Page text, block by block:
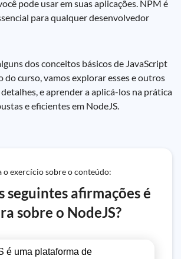
pode usar em suas aplicações. NPM é
para qualquer desenvolvedor
dos conceitos básicos de JavaScript
do curso, vamos explorar esses e outros
e aprender a aplicá-los na prática
e eficientes em NodeJS.
o exercício sobre o conteúdo:
seguintes afirmações é
sobre o NodeJS?
é uma plataforma de